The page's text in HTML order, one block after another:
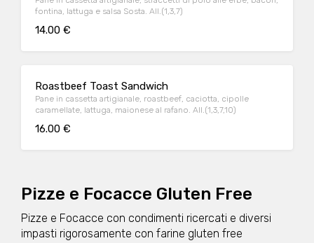
fontina, lattuga e salsa Sosta. All.(1,3,7)
14.00 €
Roastbeef Toast Sandwich
Pane in cassetta artigianale, roastbeef, caciotta, cipolle
caramellate, lattuga, maionese al rafano. All.(1,3,7,10)
16.00 €
Pizze e Focacce Gluten Free
Pizze e Focacce con condimenti ricercati e diversi
impasti rigorosamente con farine gluten free